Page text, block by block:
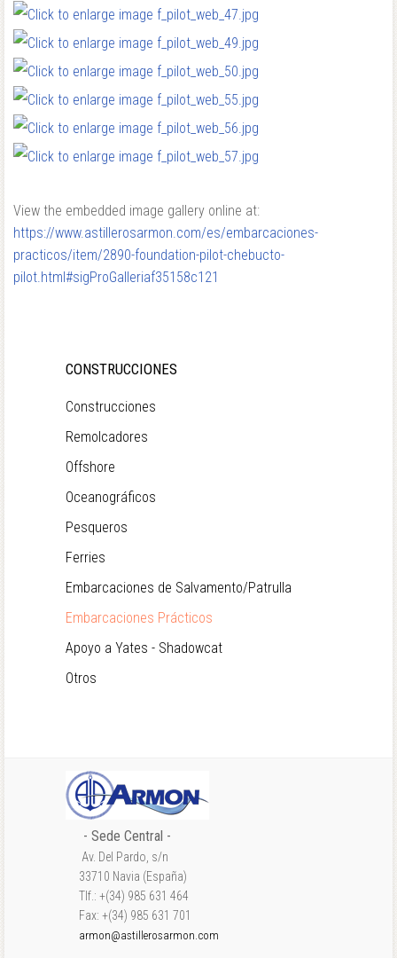
View the embedded image gallery online at:
https://www.astillerosarmon.com/es/embarcaciones-
practicos/item/2890-foundation-pilot-chebucto-
pilot.html#sigProGalleriaf35158c121
CONSTRUCCIONES
Construcciones
Remolcadores
Offshore
Oceanográficos
Pesqueros
Ferries
Embarcaciones de Salvamento/Patrulla
Embarcaciones Prácticos
Apoyo a Yates - Shadowcat
Otros
- Sede Central -
Av. Del Pardo, s/n
33710 Navia (España)
Tlf.: +(34) 985 631 464
Fax: +(34) 985 631 701
armon@astillerosarmon.com